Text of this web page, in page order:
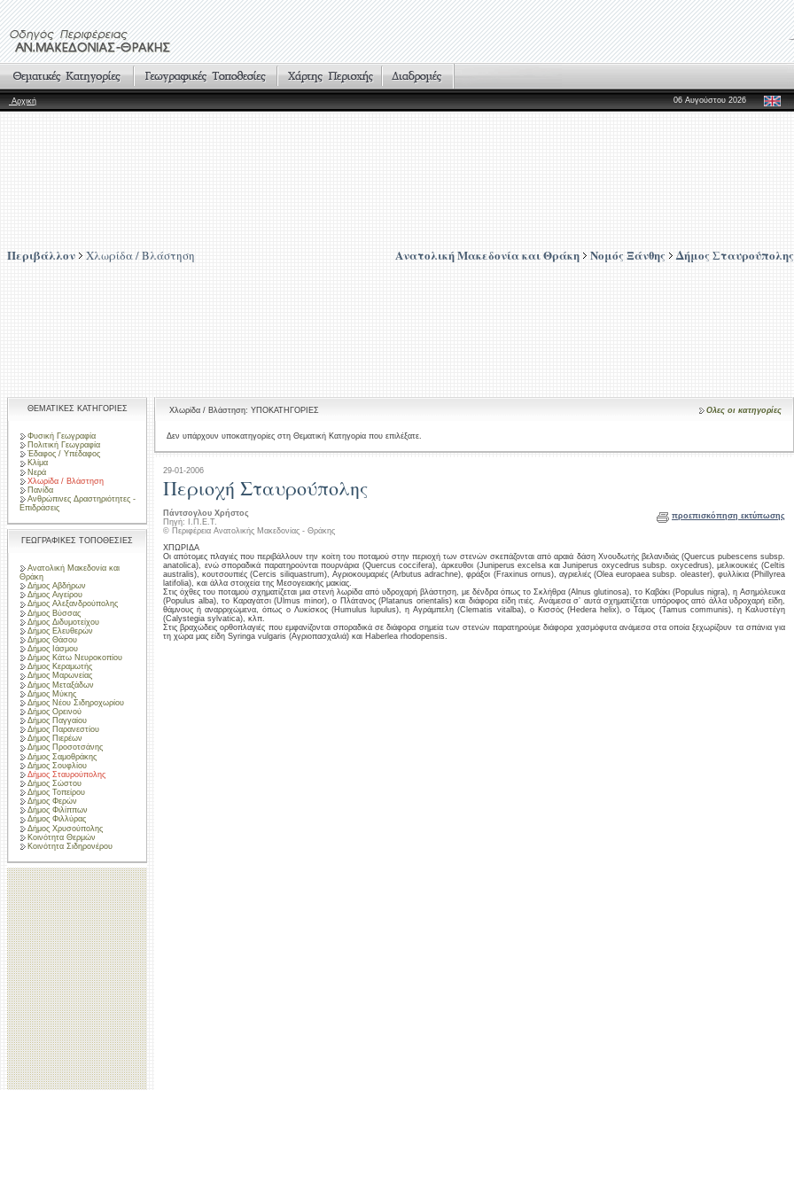
Αρχική 06 Αυγούστου 2026
Περιβάλλον Χλωρίδα / Βλάστηση Ανατολική Μακεδονία και Θράκη Νομός Ξάνθης Δήμος Σταυρούπολης
ΘΕΜΑΤΙΚΕΣ ΚΑΤΗΓΟΡΙΕΣ
Φυσική Γεωγραφία
Πολιτική Γεωγραφία
Έδαφος / Υπέδαφος
Κλίμα
Νερά
Χλωρίδα / Βλάστηση
Πανίδα
Ανθρώπινες Δραστηριότητες -
Επιδράσεις
ΓΕΩΓΡΑΦΙΚΕΣ ΤΟΠΟΘΕΣΙΕΣ
Ανατολική Μακεδονία και
Θράκη
Δήμος Αβδήρων
Δήμος Αιγείρου
Δήμος Αλεξανδρούπολης
Δήμος Βύσσας
Δήμος Διδυμοτείχου
Δήμος Ελευθερών
Δήμος Θάσου
Δήμος Ιάσμου
Δήμος Κάτω Νευροκοπίου
Δήμος Κεραμωτής
Δήμος Μαρωνείας
Δήμος Μεταξάδων
Δήμος Μύκης
Δήμος Νέου Σιδηροχωρίου
Δήμος Ορεινού
Δήμος Παγγαίου
Δήμος Παρανεστίου
Δήμος Πιερέων
Δήμος Προσοτσάνης
Δήμος Σαμοθράκης
Δήμος Σουφλίου
Δήμος Σταυρούπολης
Δήμος Σώστου
Δήμος Τοπείρου
Δήμος Φερών
Δήμος Φιλίππων
Δήμος Φιλλύρας
Δήμος Χρυσούπολης
Κοινότητα Θερμών
Κοινότητα Σιδηρονέρου
Χλωρίδα / Βλάστηση: ΥΠΟΚΑΤΗΓΟΡΙΕΣ Ολες οι κατηγορίες
Δεν υπάρχουν υποκατηγορίες στη Θεματική Κατηγορία που επιλέξατε.
29-01-2006
Περιοχή Σταυρούπολης
Πάντσογλου Χρήστος
Πηγή: Ι.Π.Ε.Τ.
© Περιφέρεια Ανατολικής Μακεδονίας - Θράκης
προεπισκόπηση εκτύπωσης
ΧΠΩΡΙΔΑ
Οι απότομες πλαγιές που περιβάλλουν την κοίτη του ποταμού στην περιοχή των στενών σκεπάζονται από αραιά δάση Χνουδωτής βελανιδιάς (Quercus pubescens subsp.
anatolica), ενώ σποραδικά παρατηρούνται πουρνάρια (Quercus coccifera), άρκευθοι (Juniperus excelsa και Juniperus oxycedrus subsp. oxycedrus), μελικουκιές (Celtis
australis), κουτσουπιές (Cercis siliquastrum), Αγριοκουμαριές (Arbutus adrachne), φράξοι (Fraxinus ornus), αγριελιές (Olea europaea subsp. oleaster), φυλλίκια (Phillyrea
latifolia), και άλλα στοιχεία της Μεσογειακής μακίας.
Στις όχθες του ποταμού σχηματίζεται μια στενή λωρίδα από υδροχαρή βλάστηση, με δένδρα όπως το Σκλήθρα (Alnus glutinosa), το Καβάκι (Populus nigra), η Ασημόλευκα
(Populus alba), το Καραγάτσι (Ulmus minor), ο Πλάτανος (Platanus orientalis) και διάφορα είδη ιτιές. Ανάμεσα σ’ αυτά σχηματίζεται υπόροφος από άλλα υδροχαρή είδη,
θάμνους ή αναρριχώμενα, όπως ο Λυκίσκος (Humulus lupulus), η Αγράμπελη (Clematis vitalba), ο Κισσός (Hedera helix), ο Τάμος (Tamus communis), η Καλυστέγη
(Calystegia sylvatica), κλπ.
Στις βραχώδεις ορθοπλαγιές που εμφανίζονται σποραδικά σε διάφορα σημεία των στενών παρατηρούμε διάφορα χασμόφυτα ανάμεσα στα οποία ξεχωρίζουν τα σπάνια για
τη χώρα μας είδη Syringa vulgaris (Αγριοπασχαλιά) και Haberlea rhodopensis.